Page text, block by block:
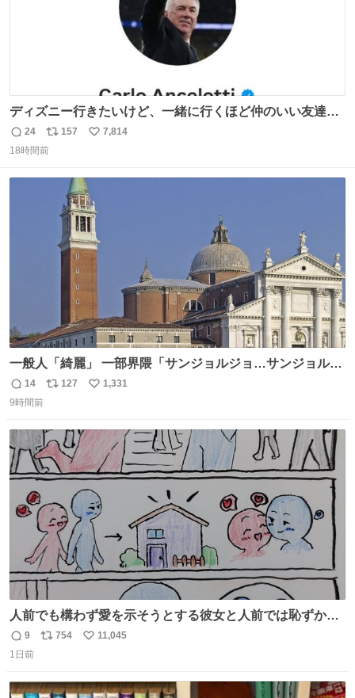
ディズニー行きたいけど、一緒に行くほど仲のいい友達が
居ない… ほんでこれ
返
信
24
リ
ポ
157
い
数
7,814
18時間前
一般人「綺麗」 一部界隈「サンジョルジョ…サンジョルジ
ョマ…ジョルノジョバァーナ！！』
返
信
14
リ
ト
数
127
い
数
1,331
9時間前
人前でも構わず愛を示そうとする彼女と人前では恥ずかし
いけど彼女を死ぬほど愛している彼氏 同士いませんか✋️
返
信
9
リ
ト
754
い
数
11,045
1日前